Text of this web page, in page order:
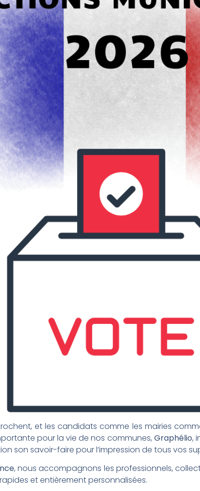
et les candidats comme les mairies
pour la vie de nos communes, Graphélio,
son savoir-faire pour l’impression de tous vos
, nous accompagnons les professionnels,
et entièrement personnalisées.